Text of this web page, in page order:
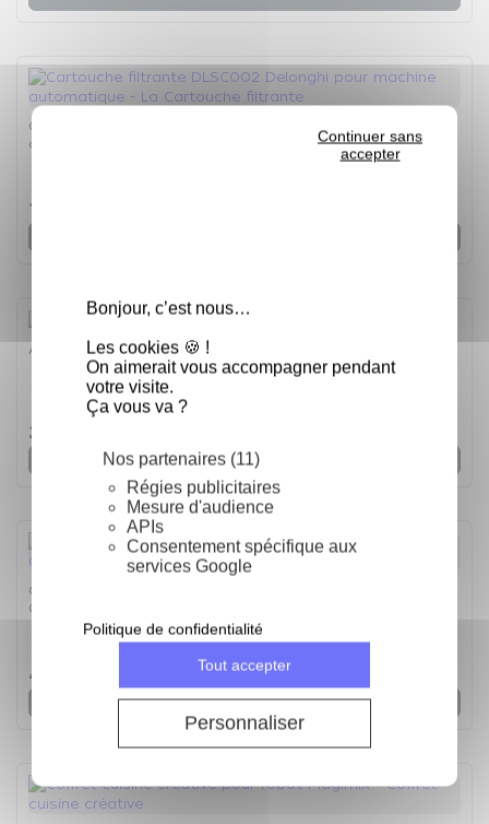
Bonjour, c’est nous…
Les cookies 🍪 !
On aimerait vous accompagner pendant
votre visite.
Ça vous va ?
Nos partenaires (11)
Régies publicitaires
Mesure d'audience
APIs
Consentement spécifique aux
services Google
Tout accepter
Continuer sans
accepter
Personnaliser
Politique de confidentialité
Cartouche filtrante DLSC002 Delonghi pour machine
automatique - La Cartouche filtrante
11,90 €
Adaptateur KAT001ME - L'Adaptateur
23,80 €
Voir
Coffret presse agrumes pour robot 3200XL Magimix -
Coffret presse-agrumes
49,59 €
Voir